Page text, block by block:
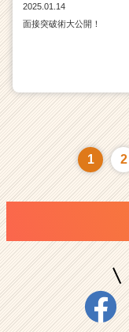
2025.01.14
面接突破術大公開！
1 2